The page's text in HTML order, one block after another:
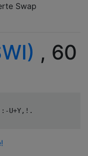
Swap
, 60
U+Y,!.